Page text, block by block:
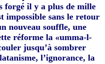
forgé il y a plus de mille
impossible sans le retour
nouveau souffle, une
réforme la «umma-l-
jusqu’à sombrer
l’ignorance, la